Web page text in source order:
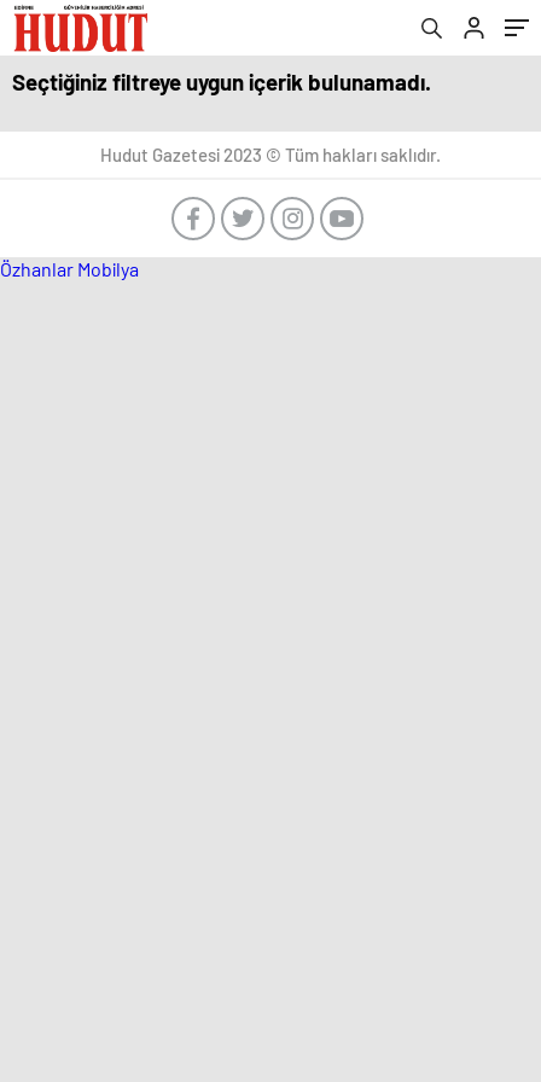
Seçtiğiniz filtreye uygun içerik bulunamadı.
Hudut Gazetesi 2023 © Tüm hakları saklıdır.
Özhanlar Mobilya